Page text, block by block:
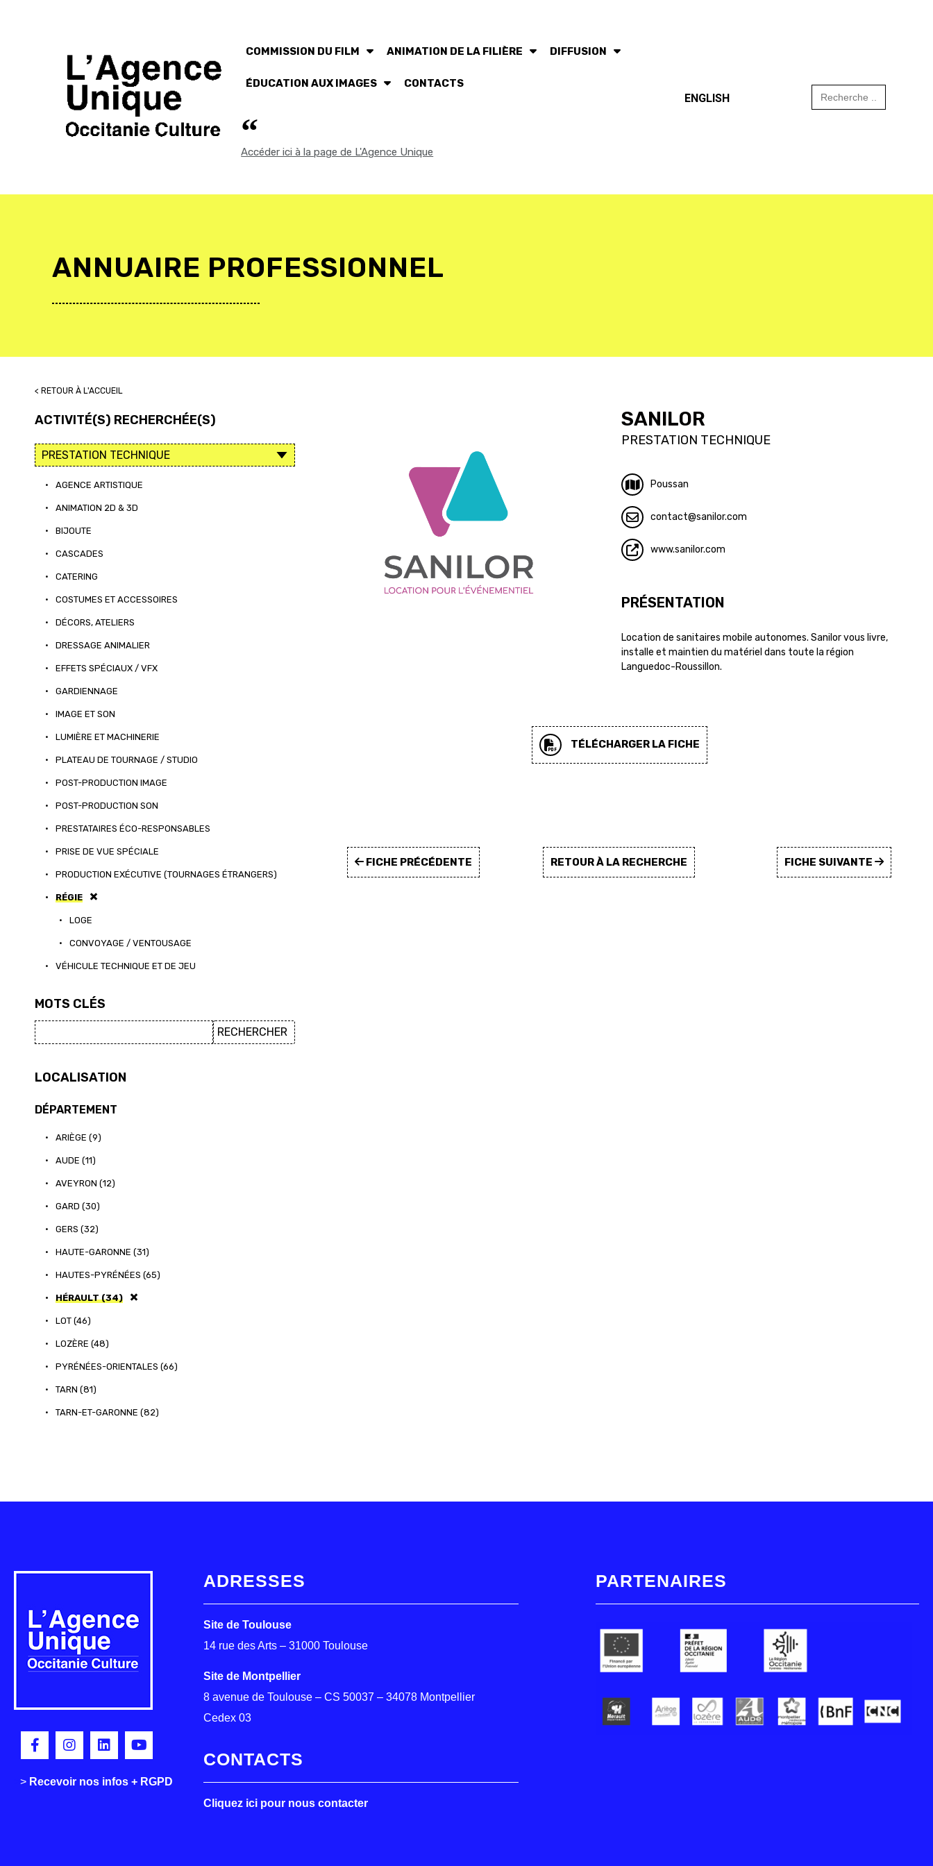
COMMISSION DU FILM ANIMATION DE LA FILIÈRE DIFFUSION
ÉDUCATION AUX IMAGES CONTACTS
Accéder ici à la page de L'Agence Unique
ENGLISH
Search
for:
ANNUAIRE PROFESSIONNEL
< RETOUR À L'ACCUEIL
ACTIVITÉ(S) RECHERCHÉE(S)
• AGENCE ARTISTIQUE
• ANIMATION 2D & 3D
• BIJOUTE
• CASCADES
• CATERING
• COSTUMES ET ACCESSOIRES
• DÉCORS, ATELIERS
• DRESSAGE ANIMALIER
• EFFETS SPÉCIAUX / VFX
• GARDIENNAGE
• IMAGE ET SON
• LUMIÈRE ET MACHINERIE
• PLATEAU DE TOURNAGE / STUDIO
• POST-PRODUCTION IMAGE
• POST-PRODUCTION SON
• PRESTATAIRES ÉCO-RESPONSABLES
• PRISE DE VUE SPÉCIALE
• PRODUCTION EXÉCUTIVE (TOURNAGES ÉTRANGERS)
• RÉGIE
• LOGE
• CONVOYAGE / VENTOUSAGE
• VÉHICULE TECHNIQUE ET DE JEU
MOTS CLÉS
LOCALISATION
DÉPARTEMENT
• ARIÈGE (9)
• AUDE (11)
• AVEYRON (12)
• GARD (30)
• GERS (32)
• HAUTE-GARONNE (31)
• HAUTES-PYRÉNÉES (65)
• HÉRAULT (34)
• LOT (46)
• LOZÈRE (48)
• PYRÉNÉES-ORIENTALES (66)
• TARN (81)
• TARN-ET-GARONNE (82)
SANILOR
PRESTATION TECHNIQUE
Poussan
contact sanilor.com
www.sanilor.com
PRÉSENTATION
Location de sanitaires mobile autonomes. Sanilor vous livre,
installe et maintien du matériel dans toute la région
Languedoc-Roussillon.
TÉLÉCHARGER LA FICHE
FICHE PRÉCÉDENTE RETOUR À LA RECHERCHE FICHE SUIVANTE
> Recevoir nos infos + RGPD
ADRESSES
Site de Toulouse
14 rue des Arts – 31000 Toulouse
Site de Montpellier
8 avenue de Toulouse – CS 50037 – 34078 Montpellier
Cedex 03
CONTACTS
Cliquez ici pour nous contacter
PARTENAIRES